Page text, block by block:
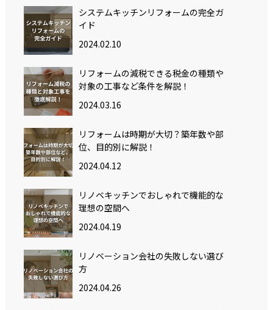
システムキッチンリフォームの完全ガ
イド
2024.02.10
リフォームの減税できる税金の種類や
対象の工事など条件を解説！
2024.03.16
リフォームは時期が大切？築年数や部
位、目的別に解説！
2024.04.12
リノベキッチンでおしゃれで機能的な
理想の空間へ
2024.04.19
リノベーション会社の失敗しない選び
方
2024.04.26